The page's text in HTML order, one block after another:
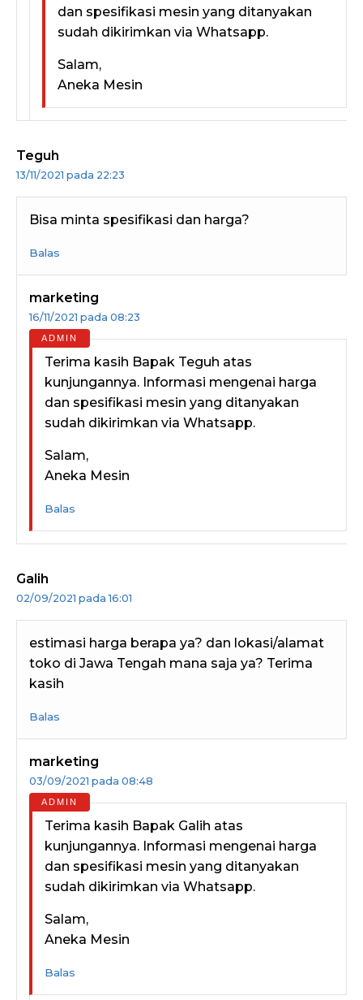
dan spesifikasi mesin yang ditanyakan
sudah dikirimkan via Whatsapp.
Salam,
Aneka Mesin
Teguh
13/11/2021 pada 22:23
Bisa minta spesifikasi dan harga?
Balas
marketing
16/11/2021 pada 08:23
Terima kasih Bapak Teguh atas
kunjungannya. Informasi mengenai harga
dan spesifikasi mesin yang ditanyakan
sudah dikirimkan via Whatsapp.
Salam,
Aneka Mesin
Balas
Galih
02/09/2021 pada 16:01
estimasi harga berapa ya? dan lokasi/alamat
toko di Jawa Tengah mana saja ya? Terima
kasih
Balas
marketing
03/09/2021 pada 08:48
Terima kasih Bapak Galih atas
kunjungannya. Informasi mengenai harga
dan spesifikasi mesin yang ditanyakan
sudah dikirimkan via Whatsapp.
Salam,
Aneka Mesin
Balas